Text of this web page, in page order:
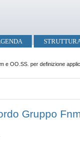
e OO.SS. per definizione
Gruppo